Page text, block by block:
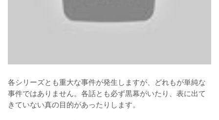
各シリーズとも重大な事件が発生しますが、どれもが単純な
事件ではありません。各話とも必ず黒幕がいたり、表に出て
きていない真の目的があったりします。